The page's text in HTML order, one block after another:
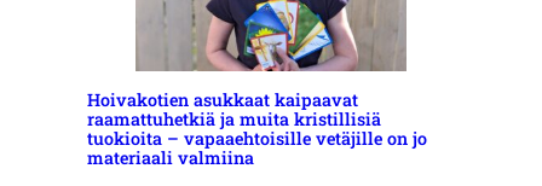
Hoivakotien asukkaat kaipaavat
raamattuhetkiä ja muita kristillisiä
tuokioita – vapaaehtoisille vetäjille on jo
materiaali valmiina